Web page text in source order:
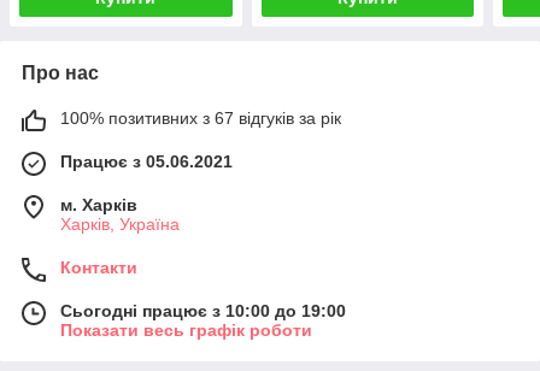
Про нас
100% позитивних з 67 відгуків за рік
Працює з 05.06.2021
м. Харків
Харків, Україна
Контакти
Сьогодні працює з 10:00 до 19:00
Показати весь графік роботи